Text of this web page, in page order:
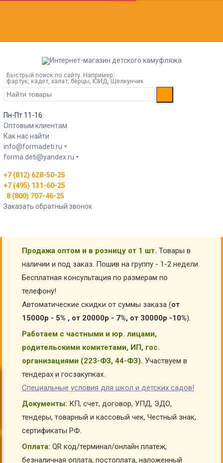
Быстрый поиск по сайту. Например:
фартук, кадет, халат, берцы, ЮИД, Щелкунчик
Пн-Пт 11-16
Оптовым клиентам
Как нас найти
info@formadeti.ru
forma.deti@yandex.ru
+7 (812) 628-50-25
+7 (495) 131-60-25
8 (800) 707-46-25
Заказать обратный звонок
Продажа оптом и в розницу от 1 шт. Товары в
наличии и под заказ. Пошив на группу - 1-2 недели.
Бесплатная консультация по размерам по
телефону!
Автоматические скидки от суммы заказа (от
15000р - 5% , от 20000р - 7%, от 30000р -10%).
Работаем с частными и юр. лицами,
родительскими комитетами, ИП, гос.
организациями (223-ФЗ, 44-ФЗ). Участвуем в
тендерах и госзакупках.
Специальные условия для школ и детских садов!
Документы: КП, счет, договор, УПД, ЭДО,
тендеры, товарный и кассовый чек, Честный знак,
сертификаты РФ.
Оплата: QR код/терминал/онлайн платеж,
безналичная оплата, постоплата, наложенный